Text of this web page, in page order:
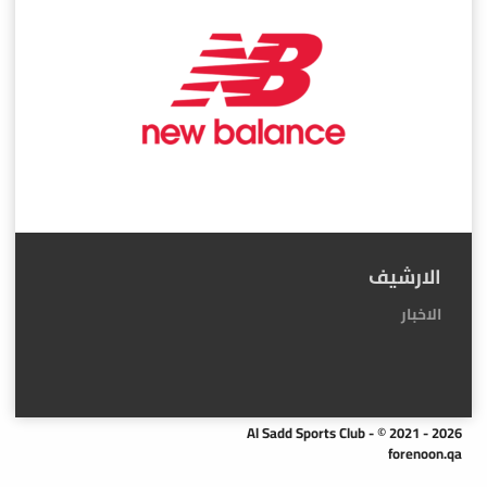
الارشيف
الاخبار
Al Sadd Sports Club - © 2021 - 2026
forenoon.qa